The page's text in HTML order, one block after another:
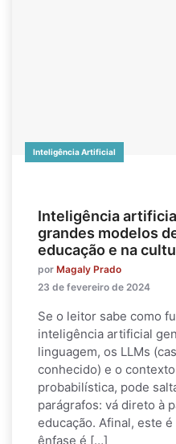
Inteligência Artificial
Inteligência
grandes modelos
educação e na
por Magaly Prado
23 de fevereiro de 2024
Se o leitor sabe como
inteligência artificial
linguagem, os LLMs
conhecido) e o
probabilística, pode
parágrafos: vá direto à
educação. Afinal, este
ênfase é […]